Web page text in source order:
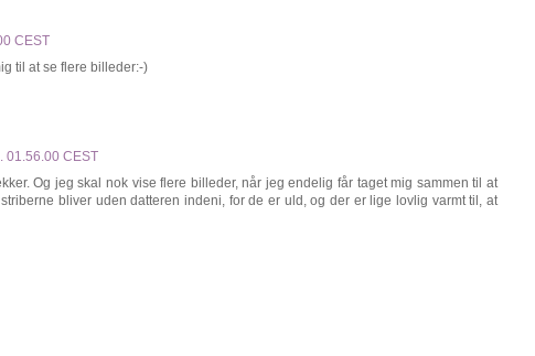
CEST
til at se flere billeder:-)
01.56.00 CEST
Og jeg skal nok vise flere billeder, når jeg endelig får taget mig sammen til at
bliver uden datteren indeni, for de er uld, og der er lige lovlig varmt til, at